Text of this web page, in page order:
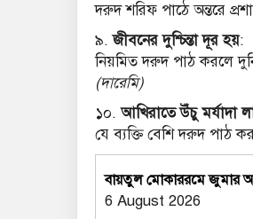
দরুদ শরিফ পাঠে অন্তরে
৯.জীবনের দুশ্চিন্তা দূর হয়:
নিয়মিত দরুদ পাঠ করলে
(দারেমি)
১০.আখিরাতে উঁচু মর্যাদা
যে ব্যক্তি বেশি দরুদ পাঠ
বায়তুল মোকাররমে জুমার
6 August 2026